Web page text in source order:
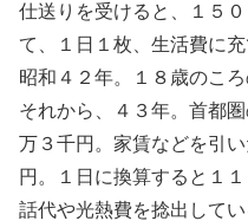
仕送りを受けると、１５
て、１日１枚、生活費に充
昭和４２年。１８歳のころ
それから、４３年。首都
万３千円。家賃などを引
円。１日に換算すると１
話代や光熱費を捻出してい